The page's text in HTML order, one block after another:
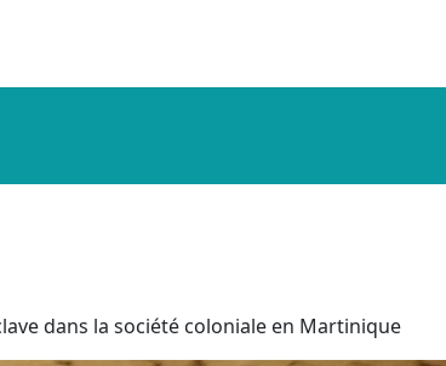
dans la société coloniale en Martinique